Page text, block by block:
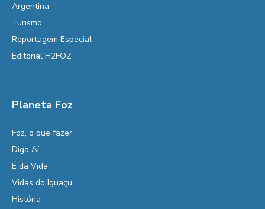
Argentina
Turismo
Reportagem Especial
Editorial H2FOZ
Planeta Foz
Foz, o que fazer
Diga Aí
É da Vida
Vidas do Iguaçu
História